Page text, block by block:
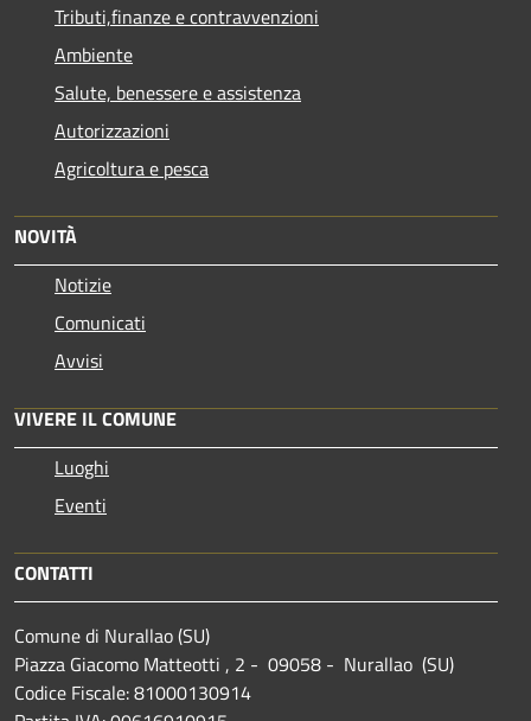
Tributi,finanze e contravvenzioni
Ambiente
Salute, benessere e assistenza
Autorizzazioni
Agricoltura e pesca
NOVITÀ
Notizie
Comunicati
Avvisi
VIVERE IL COMUNE
Luoghi
Eventi
CONTATTI
Comune di Nurallao (SU)
Piazza Giacomo Matteotti , 2 - 09058 - Nurallao (SU)
Codice Fiscale: 81000130914